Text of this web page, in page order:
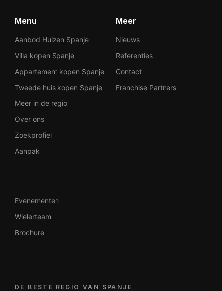
Menu
Aanbod Huizen Spanje
Villa kopen Spanje
Appartement kopen Spanje
Tweede huis kopen Spanje
Meer in de regio
Over ons
Zoekprofiel
Aanpak
Meer
Nieuws
Referenties
Contact
Franchise Partners
Evenementen
Wielerteam
Brochure
DE BESTE REGIO VAN SPANJE